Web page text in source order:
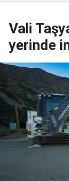
Vali
yerinde